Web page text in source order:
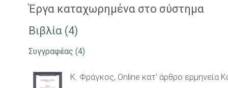
Έργα καταχωρημένα στο σύστημα
Βιβλία (4)
Συγγραφέας (4)
Κ. Φράγκος, Online κατ' άρθρο ερμηνεία